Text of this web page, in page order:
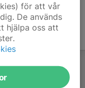
för att vår
De används
hjälpa oss att